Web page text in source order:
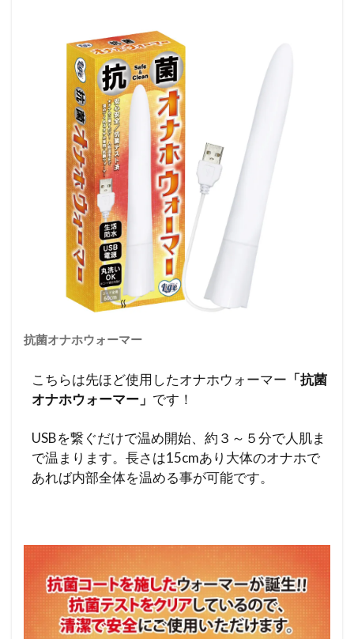
抗菌オナホウォーマー
こちらは先ほど使用したオナホウォーマー 「抗菌
オナホウォーマー」 です！
USBを繋ぐだけで温め開始、約３～５分で人肌ま
で温まります。長さは15cmあり大体のオナホで
あれば内部全体を温める事が可能です。